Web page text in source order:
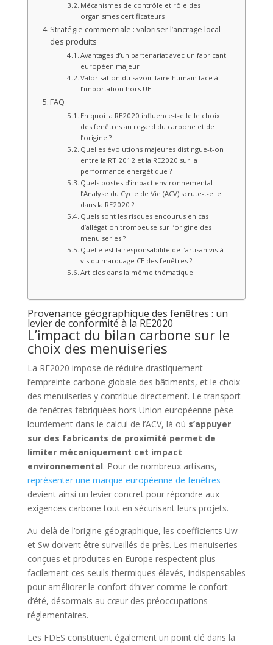
Mécanismes de contrôle et rôle des
organismes certificateurs
Stratégie commerciale : valoriser l’ancrage local
des produits
Avantages d’un partenariat avec un fabricant
européen majeur
Valorisation du savoir-faire humain face à
l’importation hors UE
FAQ
En quoi la RE2020 influence-t-elle le choix
des fenêtres au regard du carbone et de
l’origine ?
Quelles évolutions majeures distingue-t-on
entre la RT 2012 et la RE2020 sur la
performance énergétique ?
Quels postes d’impact environnemental
l’Analyse du Cycle de Vie (ACV) scrute-t-elle
dans la RE2020 ?
Quels sont les risques encourus en cas
d’allégation trompeuse sur l’origine des
menuiseries ?
Quelle est la responsabilité de l’artisan vis-à-
vis du marquage CE des fenêtres ?
Articles dans la même thématique :
Provenance géographique des fenêtres : un
levier de conformité à la RE2020
L’impact du bilan carbone sur le
choix des menuiseries
La RE2020 impose de réduire drastiquement
l’empreinte carbone globale des bâtiments, et le choix
des menuiseries y contribue directement. Le transport
de fenêtres fabriquées hors Union européenne pèse
lourdement dans le calcul de l’ACV, là où s’appuyer
sur des fabricants de proximité permet de
limiter mécaniquement cet impact
environnemental. Pour de nombreux artisans,
représenter une marque européenne de fenêtres
devient ainsi un levier concret pour répondre aux
exigences carbone tout en sécurisant leurs projets.
Au-delà de l’origine géographique, les coefficients Uw
et Sw doivent être surveillés de près. Les menuiseries
conçues et produites en Europe respectent plus
facilement ces seuils thermiques élevés, indispensables
pour améliorer le confort d’hiver comme le confort
d’été, désormais au cœur des préoccupations
réglementaires.
Les FDES constituent également un point clé dans la